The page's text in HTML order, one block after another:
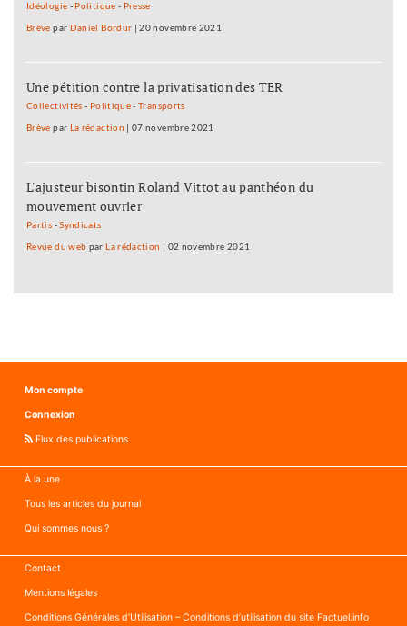
Idéologie - Politique - Presse
Brève par Daniel Bordür |20 novembre 2021
Une pétition contre la privatisation des TER
Collectivités - Politique-Transports
Brève par La rédaction |07 novembre 2021
L'ajusteur bisontin Roland Vittot au panthéon du
mouvement ouvrier
Partis -Syndicats
Revue du web par La rédaction 02 novembre 2021
Mon compte
Connexion
Flux des publications
À la une
Tous les articles du journal
Qui sommes nous ?
Contact
Mentions légales
Conditions Générales d’Utilisation – Conditions d’utilisation du site Factuel.info